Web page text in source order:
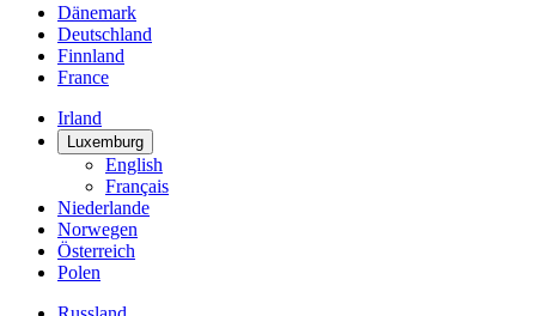
Dänemark
Deutschland
Finnland
France
Irland
Luxemburg
English
Français
Niederlande
Norwegen
Österreich
Polen